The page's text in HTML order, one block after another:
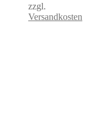
zzgl.
Versandkosten